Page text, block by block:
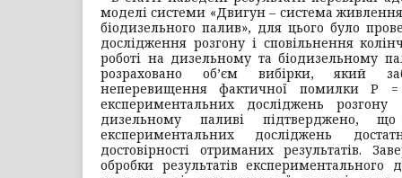
моделі системи «Двигун – система
біодизельного палив», для цього було
дослідження розгону і сповільнення
роботі на дизельному та біодизельному
розраховано об’єм вибірки, який
неперевищення фактичної помилки Р =
експериментальних досліджень
дизельному паливі підтверджено, що
експериментальних досліджень
достовірності отриманих результатів.
обробки результатів експериментального